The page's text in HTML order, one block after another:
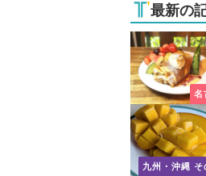
最新の
名
九州・沖縄 そ